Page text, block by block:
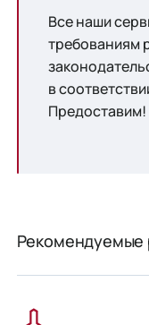
Все наши
требованиям
в
Предоставим!
Рекомендуемые